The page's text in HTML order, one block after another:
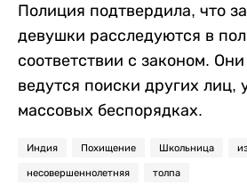
Полиция подтвердила, что
девушки расследуются в
соответствии с законом.
ведутся поиски других лиц,
массовых беспорядках.
Индия Похищение Школьница
несовершеннолетняя толпа